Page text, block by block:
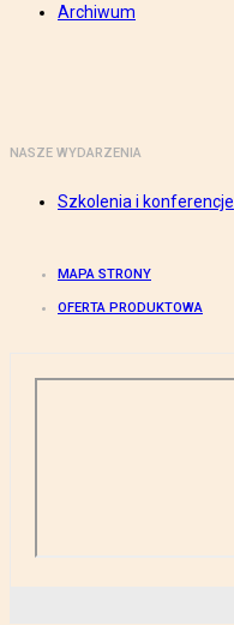
Archiwum
NASZE WYDARZENIA
Szkolenia i konferencje
MAPA STRONY
OFERTA PRODUKTOWA